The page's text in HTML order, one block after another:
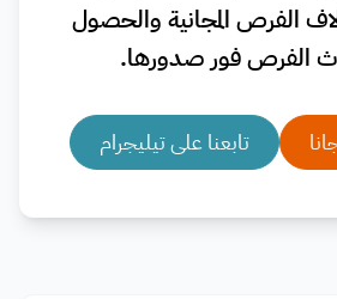
الفرص المجانية والحصول
الفرص فور صدورها.
تابعنا على تيليجرام